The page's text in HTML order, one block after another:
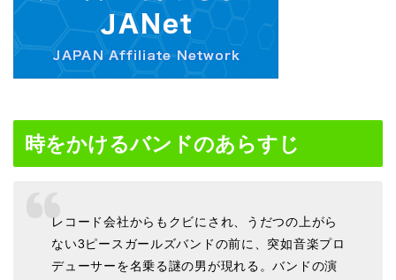
時をかけるバンドのあらすじ
レコード会社からもクビにされ、うだつの上がら
ない3ピースガールズバンドの前に、突如音楽プロ
デューサーを名乗る謎の男が現れる。バンドの演